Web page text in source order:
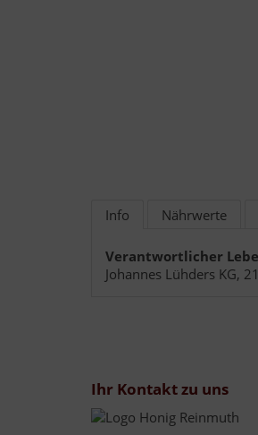
Info Nährwerte
Verantwortlicher
Johannes Lühders KG,
Ihr Kontakt zu uns